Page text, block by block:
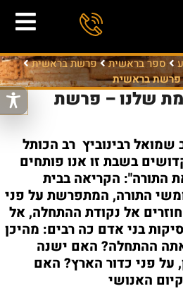
ספר בראשית
פרשת בראשית
בראשית
שלנו – פרשת
שמואל רבינוביץ רב הכותל
בשבת זו אנו פותחים
התורה": הקריאה בבית
התורה, המתפרשת על פני
אל נקודת ההתחלה, אל
בני אדם כה רבים: מהיכן
ההתחלה? האם ישנה
על פני כדור הארץ? האם
האנושי